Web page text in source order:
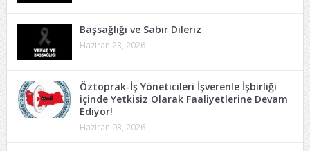
Başsağlığı ve Sabır Dileriz
Haziran 23, 2026
Öztoprak-İş Yöneticileri İşverenle İşbirliği
içinde Yetkisiz Olarak Faaliyetlerine Devam
Ediyor!
Haziran 03, 2026